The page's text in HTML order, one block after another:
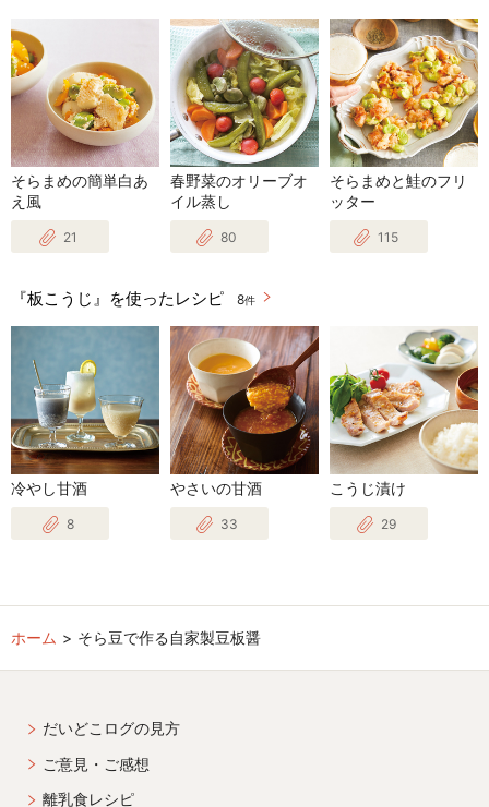
そらまめの簡単白あ
え風
21
春野菜のオリーブオ
イル蒸し
80
そらまめと鮭のフリ
ッター
115
『板こうじ』を使ったレシピ 8件
冷やし甘酒
8
やさいの甘酒
33
こうじ漬け
29
ホーム そら豆で作る自家製豆板醤
だいどこログの見方
ご意見・ご感想
離乳食レシピ